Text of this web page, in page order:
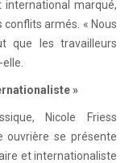
marqué,
armés. « Nous
que les travailleurs
»
Nicole Friess
ouvrière se présente
et internationaliste